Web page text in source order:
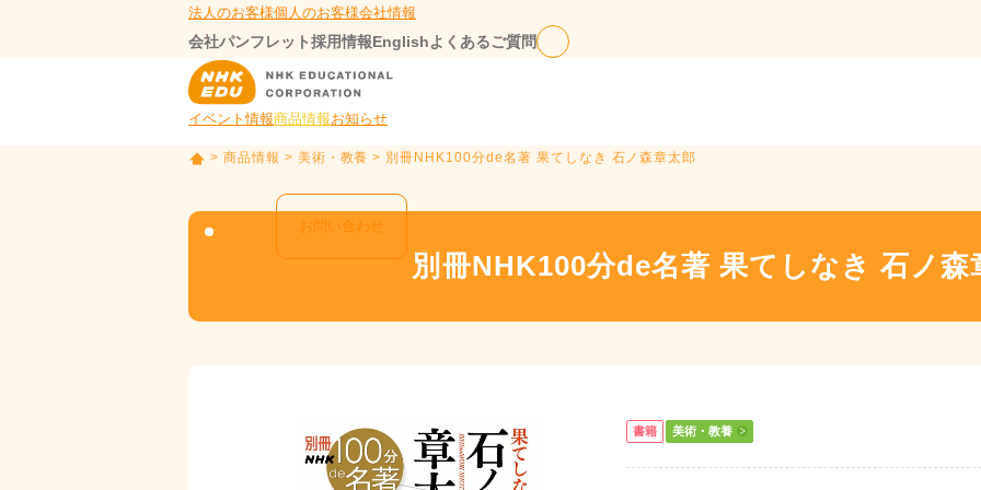
法人のお客様個人のお客様会社情報
会社パンフレット採用情報Englishよくあるご質問
イベント情報商品情報お知らせ
お問い合わせ
P
> 商品情報 > 美術・教養 > 別冊NHK100分de名著 果てしなき 石ノ森章太郎
別冊NHK100分de名著 果てしなき 石ノ森
書籍 美術・教養